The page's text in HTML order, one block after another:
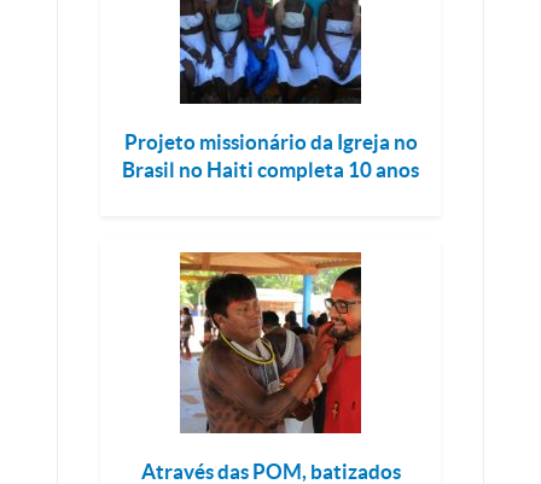
Projeto missionário da Igreja no
Brasil no Haiti completa 10 anos
Através das POM, batizados